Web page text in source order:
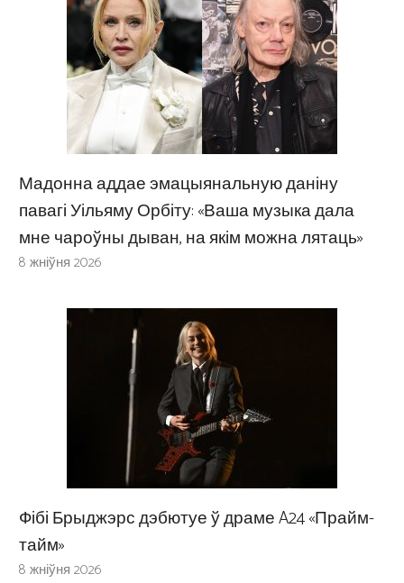
Мадонна аддае эмацыянальную даніну
павагі Уільяму Орбіту: «Ваша музыка дала
мне чароўны дыван, на якім можна лятаць»
8 жніўня 2026
Фібі Брыджэрс дэбютуе ў драме A24 «Прайм-
тайм»
8 жніўня 2026